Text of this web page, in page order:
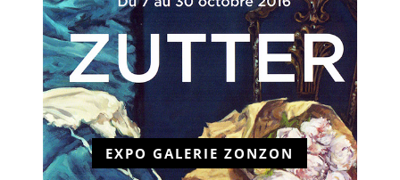
EXPO GALERIE ZONZON